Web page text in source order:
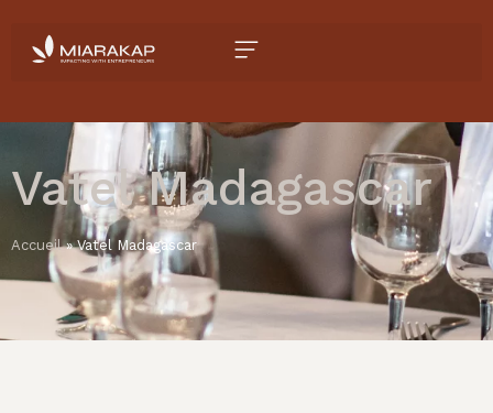
Vatel Madagascar
Accueil»Vatel Madagascar